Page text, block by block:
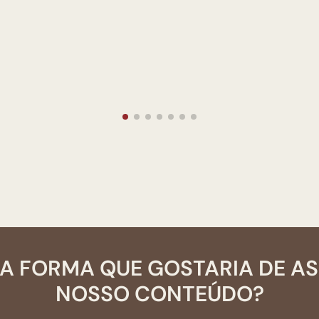
FORMA QUE GOSTARIA DE
NOSSO CONTEÚDO?